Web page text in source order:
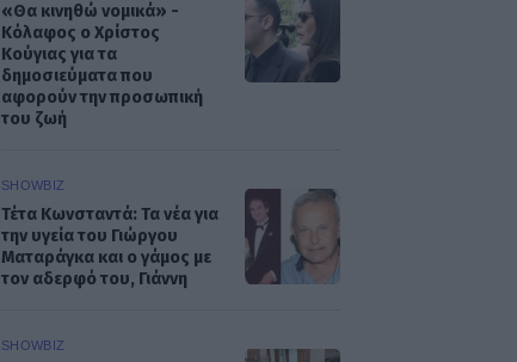
«Θα κινηθώ νομικά» -
Κόλαφος ο Χρίστος
Κούγιας για τα
δημοσιεύματα που
αφορούν την προσωπική
του ζωή
SHOWBIZ
Τέτα Κωνσταντά: Τα νέα για
την υγεία του Γιώργου
Ματαράγκα και ο γάμος με
τον αδερφό του, Γιάννη
SHOWBIZ